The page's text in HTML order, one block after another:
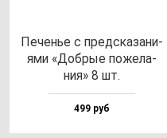
Печенье с пред­ска­за­ни­
ями «Доб­рые по­же­ла­
ния» 8 шт.
499 руб